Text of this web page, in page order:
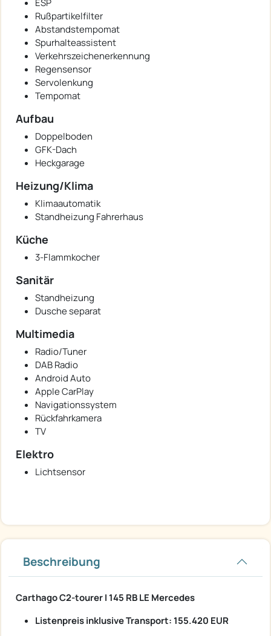
Rußpartikelfilter
Abstandstempomat
Spurhalteassistent
Verkehrszeichenerkennung
Regensensor
Servolenkung
Tempomat
Aufbau
Doppelboden
GFK-Dach
Heckgarage
Heizung/Klima
Klimaautomatik
Standheizung Fahrerhaus
Küche
3-Flammkocher
Sanitär
Standheizung
Dusche separat
Multimedia
Radio/Tuner
DAB Radio
Android Auto
Apple CarPlay
Navigationssystem
Rückfahrkamera
TV
Elektro
Lichtsensor
Beschreibung
Carthago C2-tourer I 145 RB LE Mercedes
Listenpreis inklusive Transport: 155.420 EUR